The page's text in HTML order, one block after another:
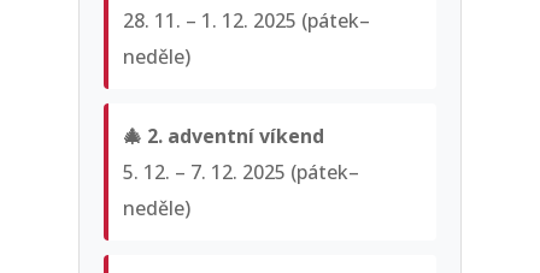
28. 11. – 1. 12. 2025 (pátek–
neděle)
🎄 2. adventní víkend
5. 12. – 7. 12. 2025 (pátek–
neděle)